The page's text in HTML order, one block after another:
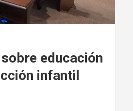
educación
infantil